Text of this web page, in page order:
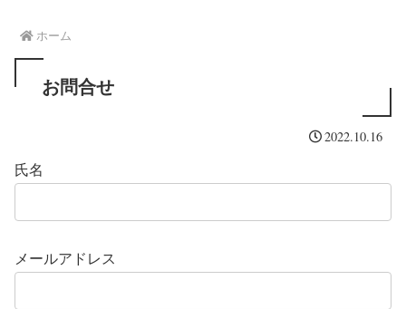
ホーム
お問合せ
2022.10.16
氏名
メールアドレス